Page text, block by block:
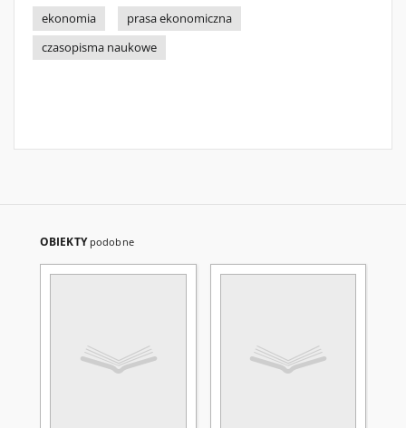
ekonomia
prasa ekonomiczna
czasopisma naukowe
OBIEKTY podobne